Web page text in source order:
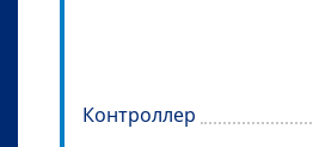
Контроллер